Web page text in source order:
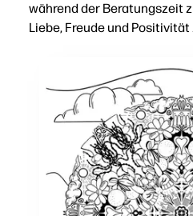
während der Beratungszeit
Liebe, Freude und Positivität
In wenigen Minuten
Beruhigt beschäftigte
Fördert Fähigkeiten —
Fördert positive